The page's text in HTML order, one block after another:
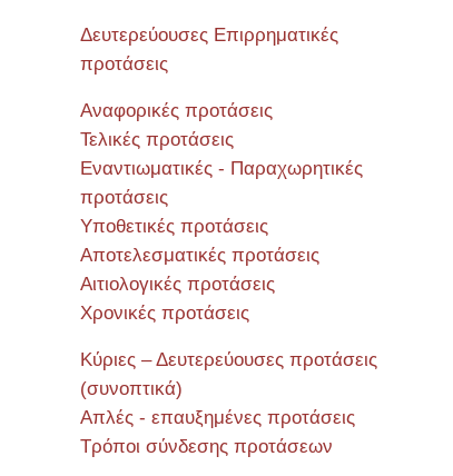
Δευτερεύουσες Επιρρηματικές
προτάσεις
Αναφορικές προτάσεις
Τελικές προτάσεις
Εναντιωματικές - Παραχωρητικές
προτάσεις
Υποθετικές προτάσεις
Αποτελεσματικές προτάσεις
Αιτιολογικές προτάσεις
Χρονικές προτάσεις
Κύριες – Δευτερεύουσες προτάσεις
(συνοπτικά)
Απλές - επαυξημένες προτάσεις
Τρόποι σύνδεσης προτάσεων